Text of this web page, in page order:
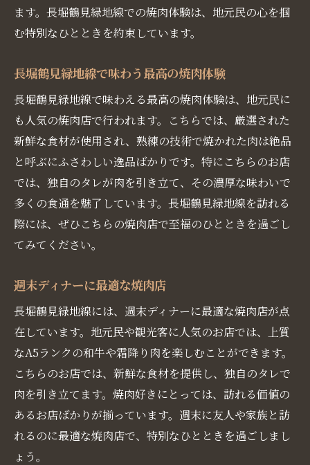
地元民絶賛の秘伝のタレ
焼肉をさらに美味しくするタレの魅力
新鮮な食材を使用した長堀鶴見緑地線の絶品焼
肉店
新鮮な食材が光る焼肉店
新鮮なお肉が楽しめる焼肉店の選び方
長堀鶴見緑地線で新鮮さが自慢の焼肉店
新鮮な食材を使った焼肉メニューの魅力
地元民が愛する新鮮食材の焼肉店
長堀鶴見緑地線沿線で新鮮さを堪能できる
地元民が愛する長堀鶴見緑地線の隠れた焼肉名
店を紹介
隠れた名店の見つけ方
地元民が教える焼肉の穴場スポット
長堀鶴見緑地線沿線の隠れた名店リスト
知る人ぞ知る焼肉名店
地元民がこっそり通う焼肉スポット
ます。長堀鶴見緑地線での焼肉体験は、地元民の心を掴
む特別なひとときを約束しています。
長堀鶴見緑地線で味わう最高の焼肉体験
長堀鶴見緑地線で味わえる最高の焼肉体験は、地元民に
も人気の焼肉店で行われます。こちらでは、厳選された
新鮮な食材が使用され、熟練の技術で焼かれた肉は絶品
と呼ぶにふさわしい逸品ばかりです。特にこちらのお店
では、独自のタレが肉を引き立て、その濃厚な味わいで
多くの食通を魅了しています。長堀鶴見緑地線を訪れる
際には、ぜひこちらの焼肉店で至福のひとときを過ごし
てみてください。
週末ディナーに最適な焼肉店
長堀鶴見緑地線には、週末ディナーに最適な焼肉店が点
在しています。地元民や観光客に人気のお店では、上質
なA5ランクの和牛や霜降り肉を楽しむことができます。
こちらのお店では、新鮮な食材を提供し、独自のタレで
肉を引き立てます。焼肉好きにとっては、訪れる価値の
あるお店ばかりが揃っています。週末に友人や家族と訪
れるのに最適な焼肉店で、特別なひとときを過ごしまし
ょう。